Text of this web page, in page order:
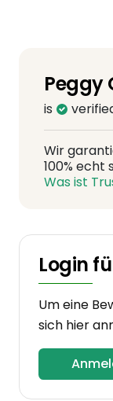
Peggy
is
Wir
100% echt
Was ist
Login
Um eine
sich hier